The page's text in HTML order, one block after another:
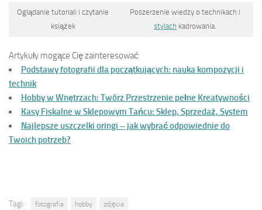
Oglądanie tutoriali i czytanie
książek
Poszerzenie wiedzy o technikach i
stylach kadrowania.
Artykuły mogące Cię zainteresować
Podstawy fotografii dla początkujących: nauka kompozycji i
technik
Hobby w Wnętrzach: Twórz Przestrzenie pełne Kreatywności
Kasy Fiskalne w Sklepowym Tańcu: Sklep, Sprzedaż, System
Najlepsze uszczelki oringi – jak wybrać odpowiednie do
Twoich potrzeb?
Tagi: fotografia hobby zdjęcia